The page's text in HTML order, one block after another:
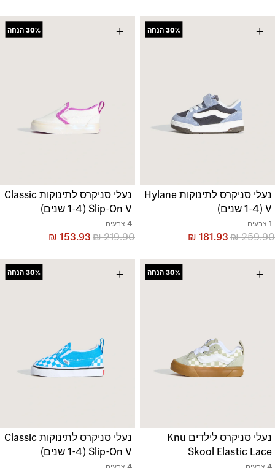
+
30% הנחה
נעלי סניקרס לתינוקות Hylane
V (1-4 שנים)
1 צבעים
₪259.90
₪ 181.93
+
30% הנחה
נעלי סניקרס לתינוקות Classic
Slip-On V (1-4 שנים)
4 צבעים
₪219.90
₪ 153.93
+
30% הנחה
נעלי סניקרס לילדים Knu
Skool Elastic Lace
+
30% הנחה
נעלי סניקרס לתינוקות Classic
Slip-On V (1-4 שנים)